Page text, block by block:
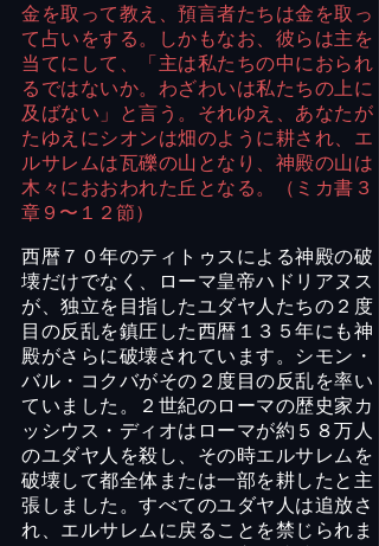
金を取って教え、預言者たちは金を取っ
て占いをする。しかもなお、彼らは主を
当てにして、「主は私たちの中におられ
るではないか。わざわいは私たちの上に
及ばない」と言う。それゆえ、あなたが
たゆえにシオンは畑のように耕され、エ
ルサレムは瓦礫の山となり、神殿の山は
木々におおわれた丘となる。（ミカ書３
章９〜１２節）
西暦７０年のティトゥスによる神殿の破
壊だけでなく、ローマ皇帝ハドリアヌス
が、独立を目指したユダヤ人たちの２度
目の反乱を鎮圧した西暦１３５年にも神
殿がさらに破壊されています。シモン・
バル・コクバがその２度目の反乱を率い
ていました。２世紀のローマの歴史家カ
ッシウス・ディオはローマが約５８万人
のユダヤ人を殺し、その時エルサレムを
破壊して都全体または一部を耕したと主
張しました。すべてのユダヤ人は追放さ
れ、エルサレムに戻ることを禁じられま